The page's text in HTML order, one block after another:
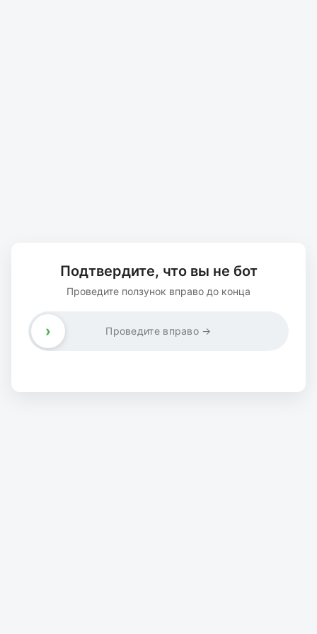
Подтвердите, что вы не бот
Проведите ползунок вправо до конца
Проведите вправо →
›